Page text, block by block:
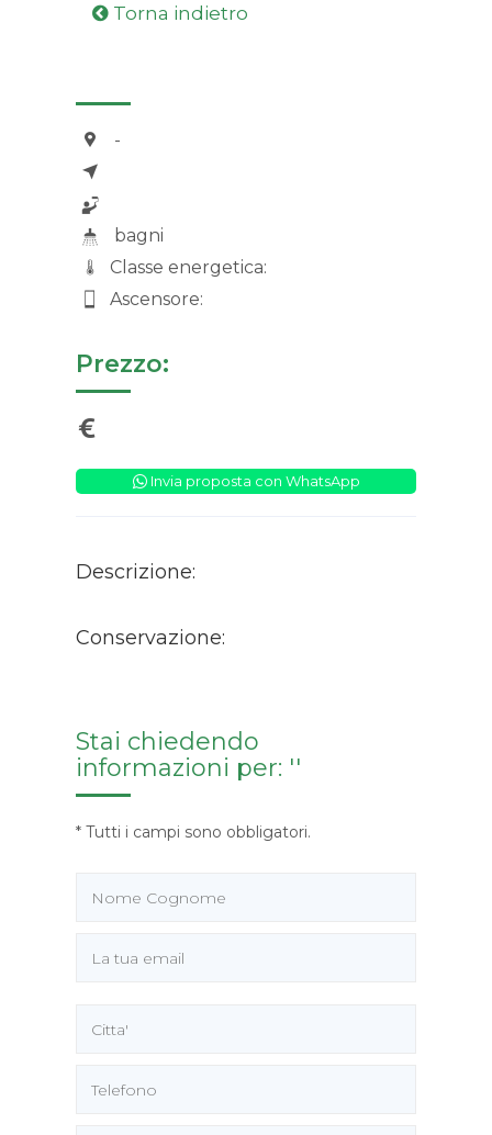
Torna indietro
-
bagni
Classe energetica:
Ascensore:
Prezzo:
Invia proposta con WhatsApp
Descrizione:
Conservazione:
Stai chiedendo
informazioni per: ''
* Tutti i campi sono obbligatori.